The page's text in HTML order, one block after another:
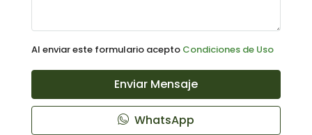
Al enviar este formulario acepto Condiciones de Uso
Enviar Mensaje
WhatsApp